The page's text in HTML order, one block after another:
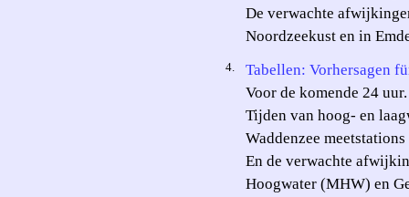
De verwachte
Noordzeekust en in
4.
Tabellen: Vorhersagen
Voor de komende 24
Tijden van hoog- en
Waddenzee
En de verwachte
Hoogwater (MHW) en